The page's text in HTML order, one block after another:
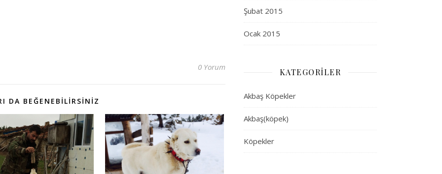
0 Yorum
DA BEĞENEBILIRSINIZ
Şubat 2015
Ocak 2015
KATEGORILER
Akbaş Köpekler
Akbaş(köpek)
Köpekler